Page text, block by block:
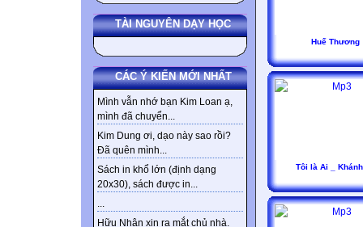
TÀI NGUYÊN DẠY HỌC
CÁC Ý KIẾN MỚI NHẤT
Mình vẫn nhớ bạn Kim Loan ạ,
mình đã chuyển...
Kim Dung ơi, dạo này sao rồi?
Đã quên mình...
Sách in khổ lớn (định dạng
20x30), sách được in...
...
Hữu Nhân xin ra mắt chủ nhà.
Huế Thương
Tôi là Ai _